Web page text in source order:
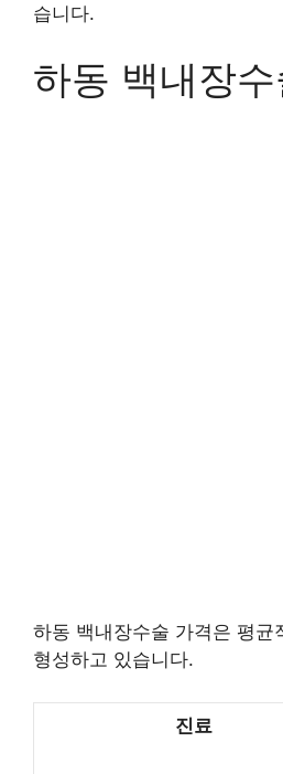
습니다.
하동 백내장
하동 백내장수술 가격은 평
형성하고 있습니다.
진료